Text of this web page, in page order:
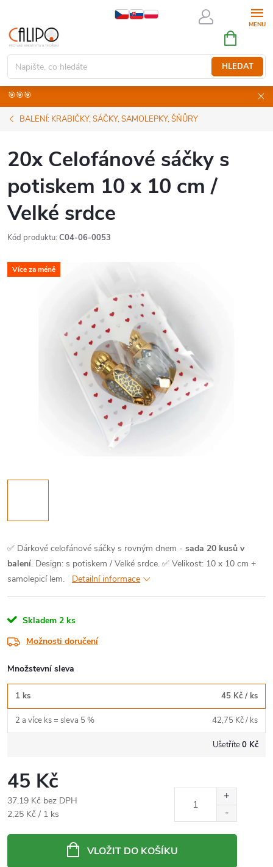
obsah
HLEDAT
NÁKUPNÍ
KOŠÍK
🎯🎯🎯
BALENÍ: KRABIČKY, SÁČKY, SAMOLEPKY, ŠŇŮRY
20x Celofánové sáčky s
potiskem 10 x 10 cm /
Velké srdce
Kód produktu: C04-06-0053
Více za méně
✅ Dárkové celofánové sáčky s rovným dnem - sada 20 kusů v
balení. Design: s potiskem / Velké srdce. ✅ Velikost: 10 x 10 cm +
samolepicí lem.
Detailní informace
Skladem 2 ks
Možnosti doručení
Množstevní sleva
1 ks 45 Kč / ks
2 a více ks = sleva 5 % 42,75 Kč/ ks
Ušetříte0 Kč
45 Kč
37,19 Kč bez DPH
Měrná
2,25 Kč / 1 ks
VLOŽIT DO KOŠÍKU